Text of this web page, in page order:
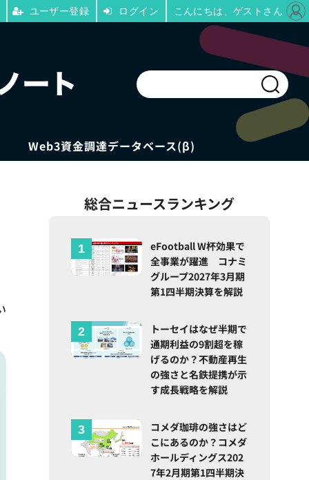
Web3資金調達データベース(β)
総合ニュースランキング
eFootball W杯効果で
全事業が躍進 コナミ
グループ2027年3月期
第1四半期決算を解説
トーセイはなぜ半期で
通期利益の9割超を稼
げるのか？不動産再生
の強さと名鉄提携が示
す成長戦略を解説
コメダ珈琲の強さはど
こにあるのか？コメダ
ホールディングス202
7年2月期第1四半期決
ユーザー登録 ログイン こんにちは、ゲストさん